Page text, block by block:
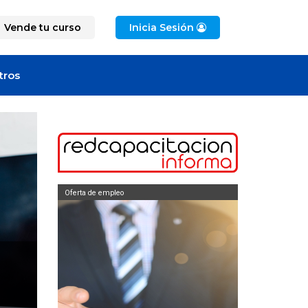
Vende tu curso Inicia Sesión
Oferta de empleo